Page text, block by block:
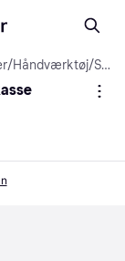
/Håndværktøj/ Snedkerjern